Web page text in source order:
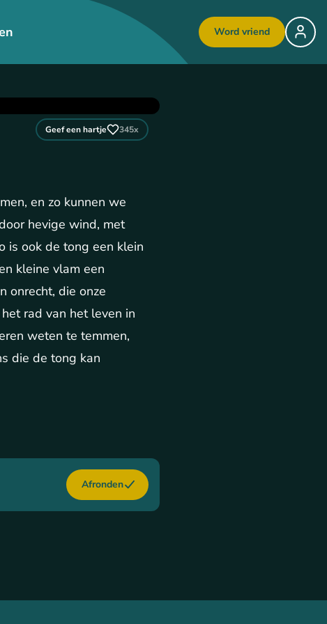
Word vriend
Afronden
Geef een hartje 345x
en zo kunnen we
hevige wind, met
is ook de tong een klein
kleine vlam een
onrecht, die onze
rad van het leven in
weten te temmen,
die de tong kan